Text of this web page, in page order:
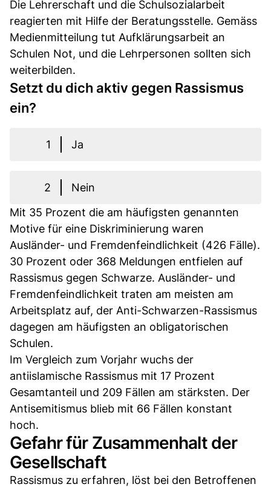
Die Lehrerschaft und die Schulsozialarbeit
reagierten mit Hilfe der Beratungsstelle. Gemäss
Medienmitteilung tut Aufklärungsarbeit an
Schulen Not, und die Lehrpersonen sollten sich
weiterbilden.
Setzt du dich aktiv gegen Rassismus
ein?
1 Ja
2
Nein
Mit 35 Prozent die am häufigsten genannten
Motive für eine Diskriminierung waren
Ausländer- und Fremdenfeindlichkeit (426 Fälle).
30 Prozent oder 368 Meldungen entfielen auf
Rassismus gegen Schwarze. Ausländer- und
Fremdenfeindlichkeit traten am meisten am
Arbeitsplatz auf, der Anti-Schwarzen-Rassismus
dagegen am häufigsten an obligatorischen
Schulen.
Im Vergleich zum Vorjahr wuchs der
antiislamische Rassismus mit 17 Prozent
Gesamtanteil und 209 Fällen am stärksten. Der
Antisemitismus blieb mit 66 Fällen konstant
hoch.
Gefahr für Zusammenhalt der
Gesellschaft
Rassismus zu erfahren, löst bei den Betroffenen